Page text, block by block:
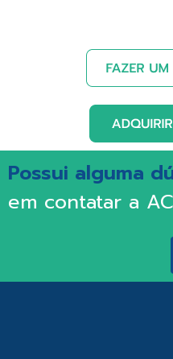
Possui alguma
em contatar a